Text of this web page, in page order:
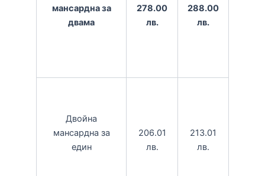
мансардна за
двама
278.00
лв.
288.00
лв.
Двойна
мансардна за
един
206.01
лв.
213.01
лв.